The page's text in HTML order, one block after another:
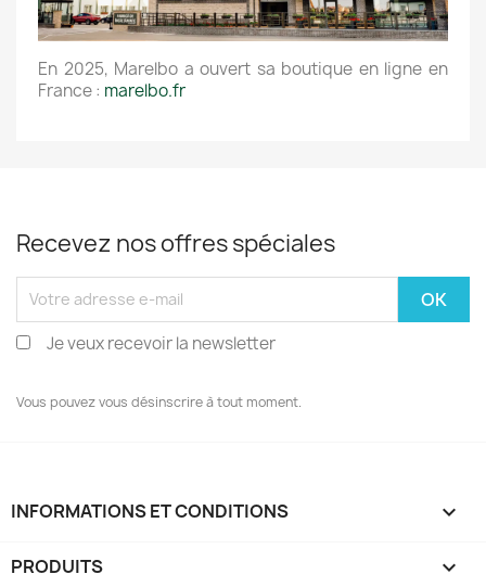
En 2025, Marelbo a ouvert sa boutique en ligne en
France : marelbo.fr
Recevez nos offres spéciales
Je veux recevoir la newsletter
Vous pouvez vous désinscrire à tout moment.
INFORMATIONS ET CONDITIONS 
PRODUITS 